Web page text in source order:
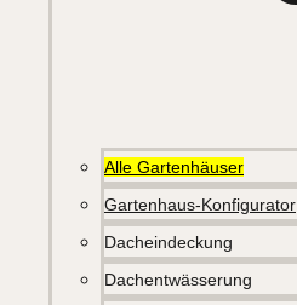
Alle Gartenhäuser
Gartenhaus-Konfigurator
Dacheindeckung
Dachentwässerung